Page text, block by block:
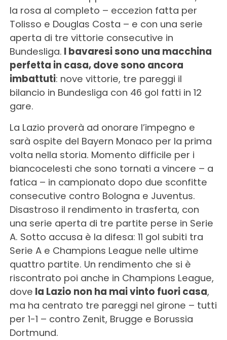
la rosa al completo – eccezion fatta per
Tolisso e Douglas Costa – e con una serie
aperta di tre vittorie consecutive in
Bundesliga. I bavaresi sono una macchina
perfetta in casa, dove sono ancora
imbattuti: nove vittorie, tre pareggi il
bilancio in Bundesliga con 46 gol fatti in 12
gare.
La Lazio proverà ad onorare l’impegno e
sarà ospite del Bayern Monaco per la prima
volta nella storia. Momento difficile per i
biancocelesti che sono tornati a vincere – a
fatica – in campionato dopo due sconfitte
consecutive contro Bologna e Juventus.
Disastroso il rendimento in trasferta, con
una serie aperta di tre partite perse in Serie
A. Sotto accusa è la difesa: 11 gol subiti tra
Serie A e Champions League nelle ultime
quattro partite. Un rendimento che si è
riscontrato poi anche in Champions League,
dove la Lazio non ha mai vinto fuori casa,
ma ha centrato tre pareggi nel girone – tutti
per 1-1 – contro Zenit, Brugge e Borussia
Dortmund.